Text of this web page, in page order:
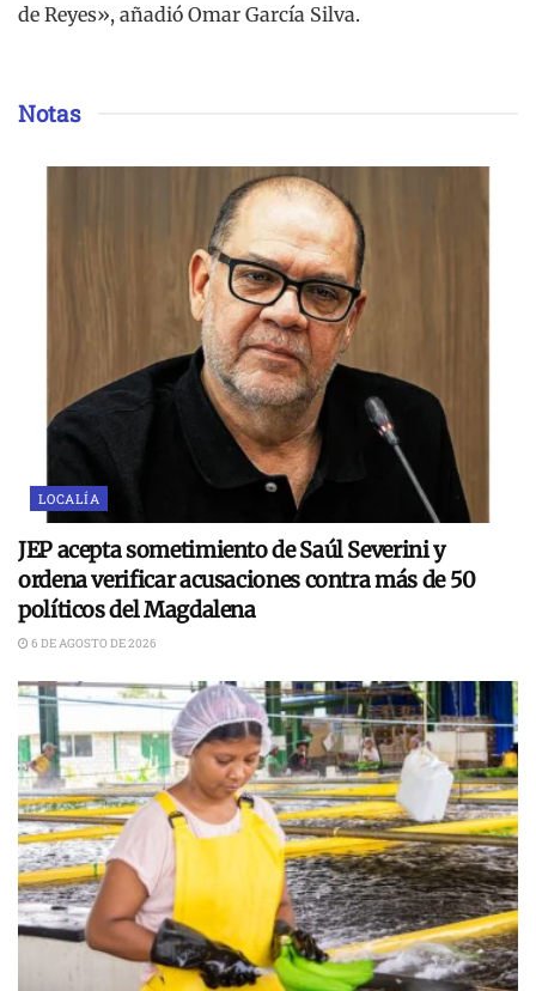
de Reyes», añadió Omar García Silva.
Notas
LOCALÍA
JEP acepta sometimiento de Saúl Severini y
ordena verificar acusaciones contra más de 50
políticos del Magdalena
6 DE AGOSTO DE 2026